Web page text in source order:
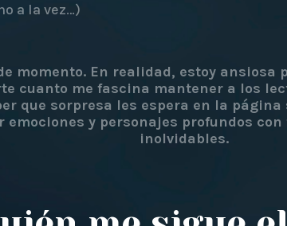
a la vez…)
momento. En realidad, estoy
cuanto me fascina mantener a los
que sorpresa les espera en la
y personajes profundos
inolvidables.